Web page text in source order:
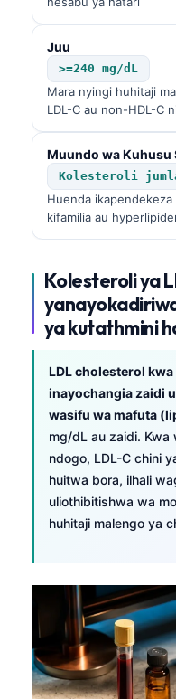
Juu
>=240 mg/dL
Mara nyingi huhitaji
LDL-C au non-HDL-C
Muundo wa Kuhusu
Kolesteroli jumla
Huenda
kifamilia au
Kolesteroli ya
ya kutathmini
LDL cholesterol
inayochangia zaidi
wasifu wa mafuta
mg/dL au zaidi.
ndogo, LDL-C chini
huitwa bora, ilhali
uliothibitishwa wa
huhitaji malengo ya